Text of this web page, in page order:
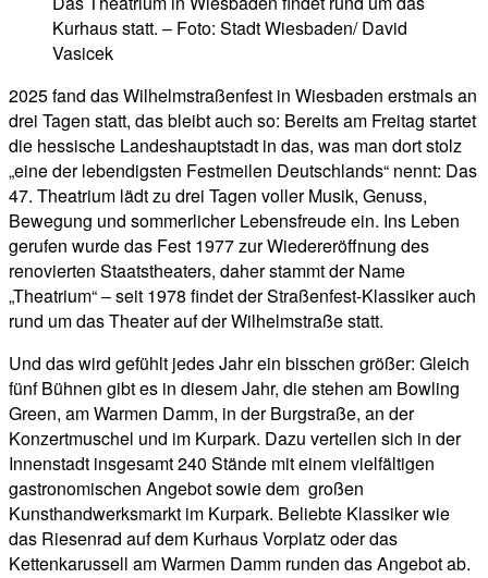
Kurhaus statt. – Foto: Stadt Wiesbaden/ David
Vasicek
2025 fand das Wilhelmstraßenfest in Wiesbaden erstmals an
drei Tagen statt, das bleibt auch so: Bereits am Freitag startet
die hessische Landeshauptstadt in das, was man dort stolz
„eine der lebendigsten Festmeilen Deutschlands“ nennt: Das
47. Theatrium lädt zu drei Tagen voller Musik, Genuss,
Bewegung und sommerlicher Lebensfreude ein. Ins Leben
gerufen wurde das Fest 1977 zur Wiedereröffnung des
renovierten Staatstheaters, daher stammt der Name
„Theatrium“ – seit 1978 findet der Straßenfest-Klassiker auch
rund um das Theater auf der Wilhelmstraße statt.
Und das wird gefühlt jedes Jahr ein bisschen größer: Gleich
fünf Bühnen gibt es in diesem Jahr, die stehen am Bowling
Green, am Warmen Damm, in der Burgstraße, an der
Konzertmuschel und im Kurpark. Dazu verteilen sich in der
Innenstadt insgesamt 240 Stände mit einem vielfältigen
gastronomischen Angebot sowie dem großen
Kunsthandwerksmarkt im Kurpark. Beliebte Klassiker wie
das Riesenrad auf dem Kurhaus Vorplatz oder das
Kettenkarussell am Warmen Damm runden das Angebot ab.